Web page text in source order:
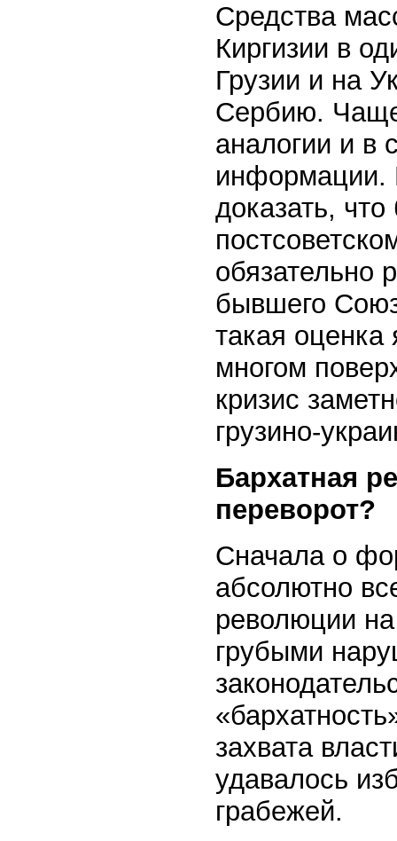
Средства
Киргизии в
Грузии и на
Сербию. Чаще
аналогии и в
информации.
доказать,
обязательно
бывшего
такая оценка
многом
кризис
грузино-
Бархатная
переворот?
Сначала о
абсолютно
революции
грубыми
захвата
удавалось
грабежей.